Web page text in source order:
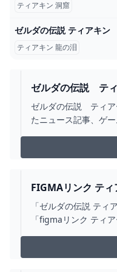
ティアキン 洞窟
ティアキン 龍の泪
ゼルダの伝説 テ
(SWITCH)の関連情報 ゲーム・エンタメ最新情報
ファミ通.COM
ゼルダの伝説 ティア
たニュース記事、ゲ
FIGMAリンク テ
VER. ワンホビ38新作フィギュア展示フォトギャラ
リー
「ゼルダの伝説 ティ
「figmaリンク ティ